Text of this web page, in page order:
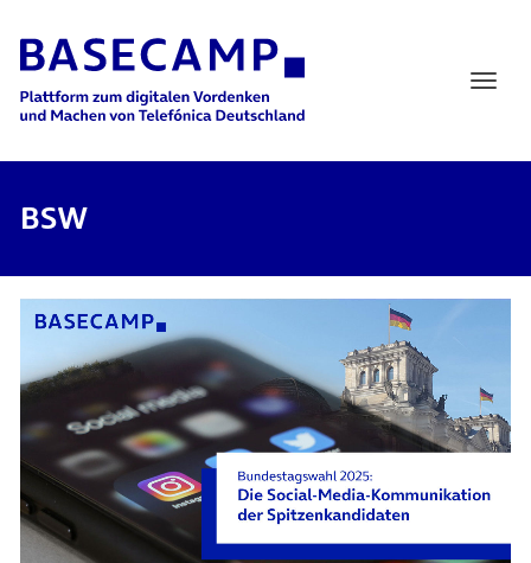
Main Navigation
BSW